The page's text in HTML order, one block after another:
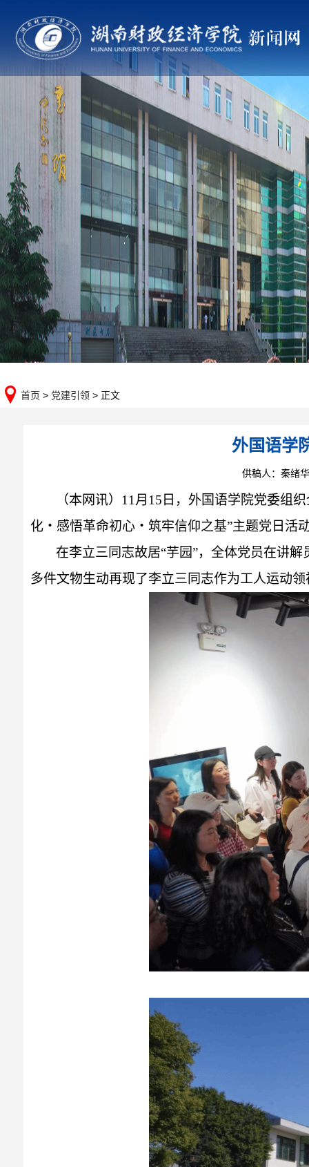
首页 > 党建引领 > 正文
外国语学
供稿人：秦绪
（本网讯） 11月15日，外国语学院党委组
化・感悟革命初心・筑牢信仰之基”主题党日活
在李立三同志故居“芋园”，全体党员在讲
多件文物生动再现了李立三同志作为工人运动